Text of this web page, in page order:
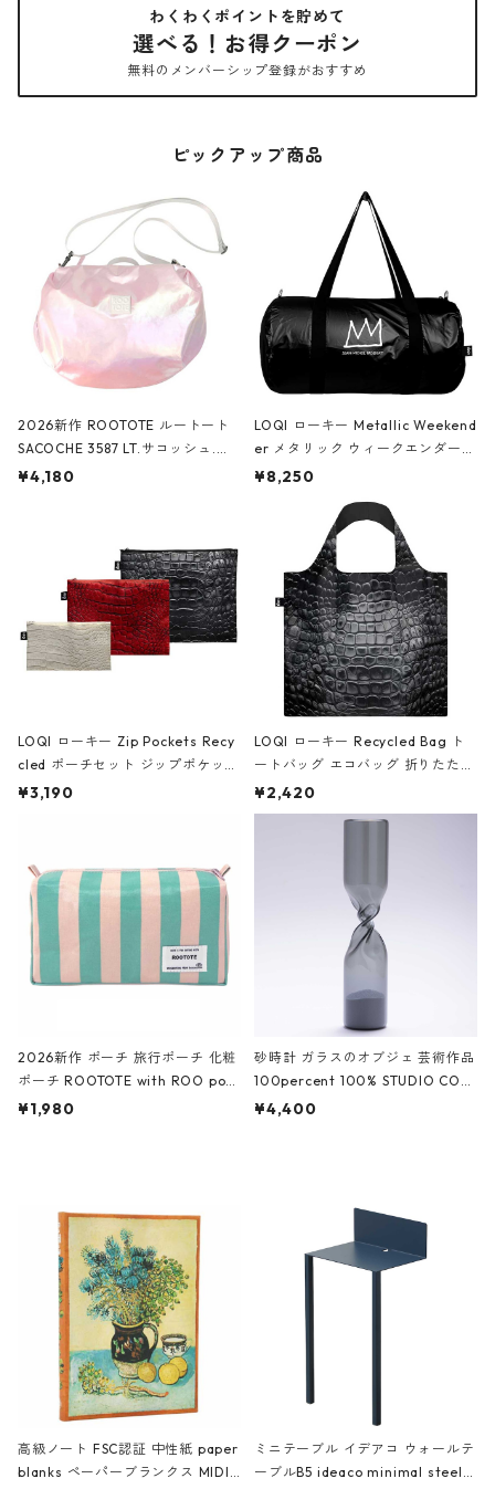
わくわくポイントを貯めて
選べる！お得クーポン
無料のメンバーシップ登録がおすすめ
ピックアップ商品
2026新作 ROOTOTE ルートート
SACOCHE 3587 LT.サコッシュ.ル
ミエ-B ショルダーバッグ グロスピ
¥4,180
LOQI ローキー Metallic Weekend
er メタリック ウィークエンダー
ボストンバッグ ショルダーバッグ
Black ジャン=ミッシェル・バスキ
ア/クラウン ブラック
¥8,250
LOQI ローキー Zip Pockets Recy
cled ポーチセット ジップポケット
ファスナーポーチ 撥水加工 トラベ
ーガンディー、オフホワイト
¥3,190
LOQI ローキー Recycled Bag ト
ートバッグ エコバッグ 折りたたみ
大きめ 撥水加工 収納ポーチ CRO
CODILE/Black クロコダイル/ブラ
¥2,420
2026新作 ポーチ 旅行ポーチ 化粧
ポーチ ROOTOTE with ROO pou
ch 3532 ルートート WR.ポーチ.ラ
¥1,980
砂時計 ガラスのオブジェ 芸術作品
100percent 100% STUDIO COH
AKU Timeless 100パーセント ス
¥4,400
高級ノート FSC認証 中性紙 paper
blanks ペーパーブランクス MIDI
ミニテーブル イデアコ ウォールテ
ーブルB5 ideaco minimal steel f